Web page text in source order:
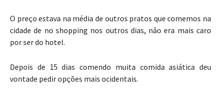
O preço estava na média de outros pratos que comemos na
cidade de no shopping nos outros dias, não era mais caro
por ser do hotel.
Depois de 15 dias comendo muita comida asiática deu
vontade pedir opções mais ocidentais.